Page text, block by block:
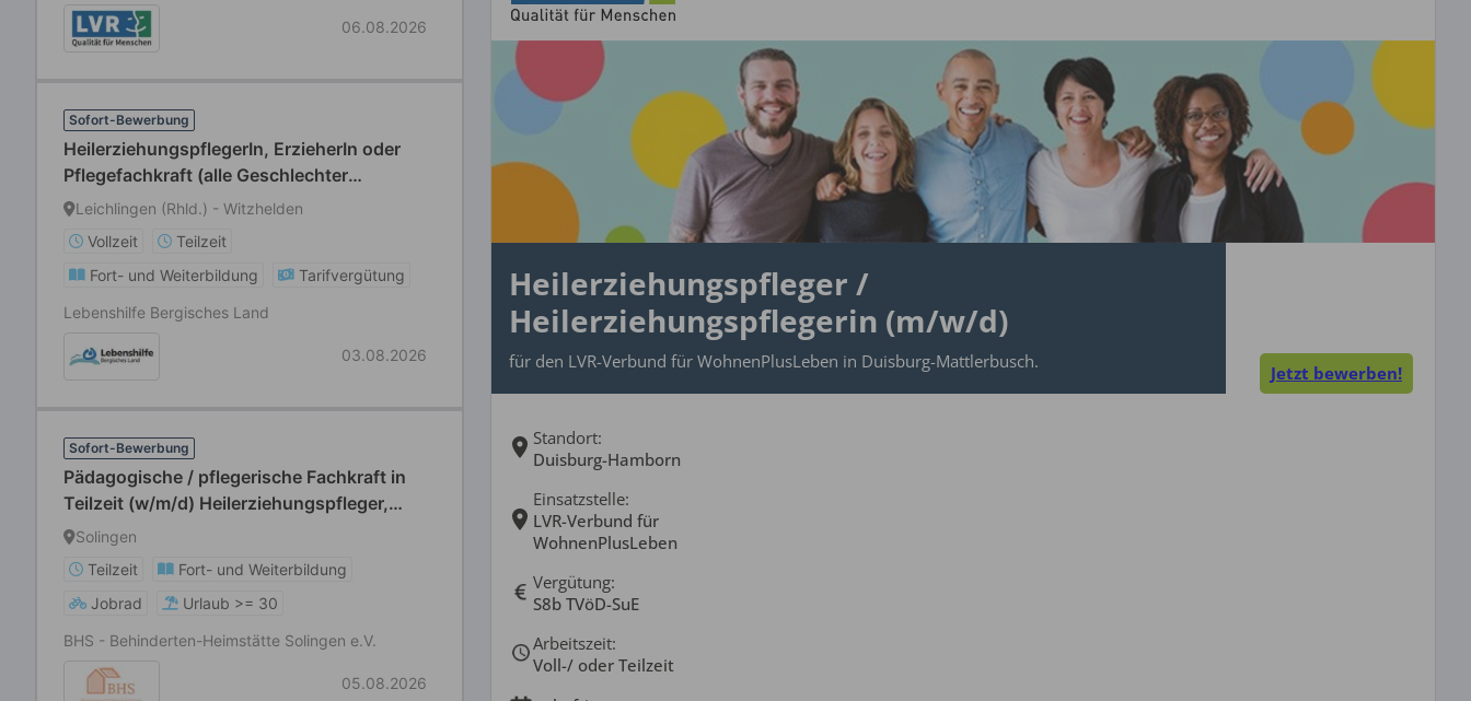
06.08.2026
Sofort-Bewerbung
HeilerziehungspflegerIn, ErzieherIn oder
Pflegefachkraft (alle Geschlechter
willkommen) in Voll- oder Teilzeit
Leichlingen (Rhld.) - Witzhelden
Vollzeit
Teilzeit
Fort- und Weiterbildung
Tarifvergütung
Lebenshilfe Bergisches Land
03.08.2026
Sofort-Bewerbung
Pädagogische / pflegerische Fachkraft in
Teilzeit (w/m/d) Heilerziehungspfleger,
Sozialarbeiter, Sozialpädagoge, Erzieher,
Altenpfleger
Solingen
Teilzeit
Fort- und Weiterbildung
Jobrad
Urlaub >= 30
BHS - Behinderten-Heimstätte Solingen e.V.
05.08.2026